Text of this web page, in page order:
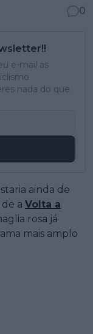
0
e-mail as
nada do que
ainda de
a Volta a
rosa já
mais amplo